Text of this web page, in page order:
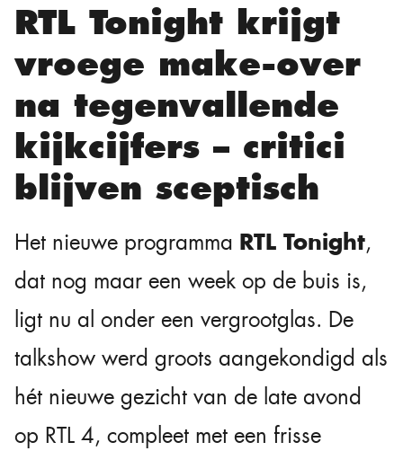
RTL Tonight krijgt
vroege make-over
na tegenvallende
kijkcijfers – critici
blijven sceptisch
Het nieuwe programma RTL Tonight,
dat nog maar een week op de buis is,
ligt nu al onder een vergrootglas. De
talkshow werd groots aangekondigd als
hét nieuwe gezicht van de late avond
op RTL 4, compleet met een frisse